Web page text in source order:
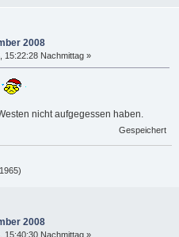
2008
15:22:28 Nachmittag »
nicht aufgegessen haben.
Gespeichert
2008
15:40:30 Nachmittag »